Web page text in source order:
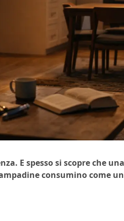
E spesso si scopre che
consumino come